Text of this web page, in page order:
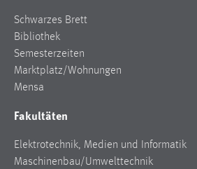
Schwarzes Brett
Bibliothek
Semesterzeiten
Marktplatz/Wohnungen
Mensa
Fakultäten
Elektrotechnik, Medien und Informatik
Maschinenbau/Umwelttechnik